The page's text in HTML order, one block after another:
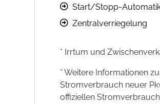
Start/Stopp-
Zentralverriegelung
* Irrtum und
* Weitere Informationen
Stromverbrauch neuer
offiziellen